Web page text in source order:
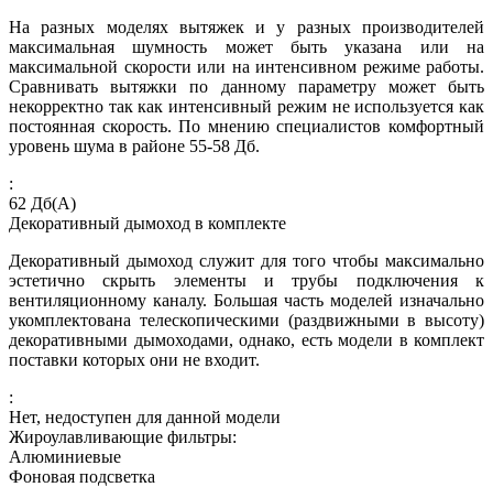
На разных моделях вытяжек и у разных производителей
максимальная шумность может быть указана или на
максимальной скорости или на интенсивном режиме работы.
Сравнивать вытяжки по данному параметру может быть
некорректно так как интенсивный режим не используется как
постоянная скорость. По мнению специалистов комфортный
уровень шума в районе 55-58 Дб.
:
62 Дб(А)
Декоративный дымоход в комплекте
Декоративный дымоход служит для того чтобы максимально
эстетично скрыть элементы и трубы подключения к
вентиляционному каналу. Большая часть моделей изначально
укомплектована телескопическими (раздвижными в высоту)
декоративными дымоходами, однако, есть модели в комплект
поставки которых они не входит.
:
Нет, недоступен для данной модели
Жироулавливающие фильтры:
Алюминиевые
Фоновая подсветка